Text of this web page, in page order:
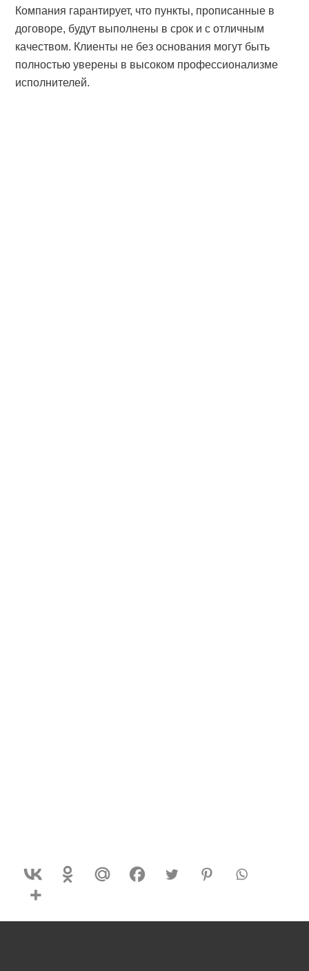
Компания гарантирует, что пункты, прописанные в
договоре, будут выполнены в срок и с отличным
качеством. Клиенты не без основания могут быть
полностью уверены в высоком профессионализме
исполнителей.